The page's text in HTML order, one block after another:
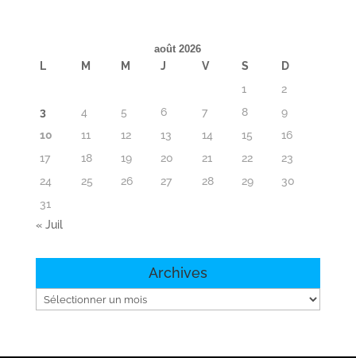
août 2026
L M M J V S
D
1
2
3
4 5 6 7 8
9
10
11 12 13 14 15
16
17
18 19 20 21 22
23
24
25 26 27 28 29
30
31
« Juil
Archives
Archives